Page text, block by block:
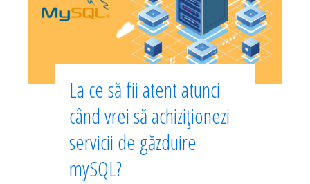
La ce să fii atent atunci
când vrei să achiziționezi
servicii de găzduire
mySQL?